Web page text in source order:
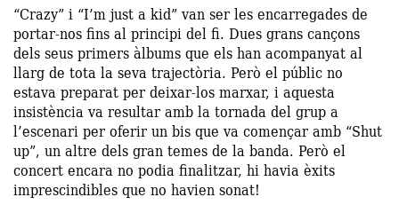
“Crazy” i “I’m just a kid” van ser les encarregades de
portar-nos fins al principi del fi. Dues grans cançons
dels seus primers àlbums que els han acompanyat al
llarg de tota la seva trajectòria. Però el públic no
estava preparat per deixar-los marxar, i aquesta
insistència va resultar amb la tornada del grup a
l’escenari per oferir un bis que va començar amb “Shut
up”, un altre dels gran temes de la banda. Però el
concert encara no podia finalitzar, hi havia èxits
imprescindibles que no havien sonat!